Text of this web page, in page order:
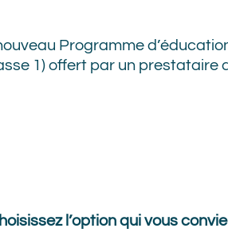
Programme
1) offert par un prestataire
l’option qui vous